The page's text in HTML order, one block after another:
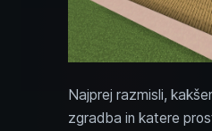
Najprej razmisli,
zgradba in katere